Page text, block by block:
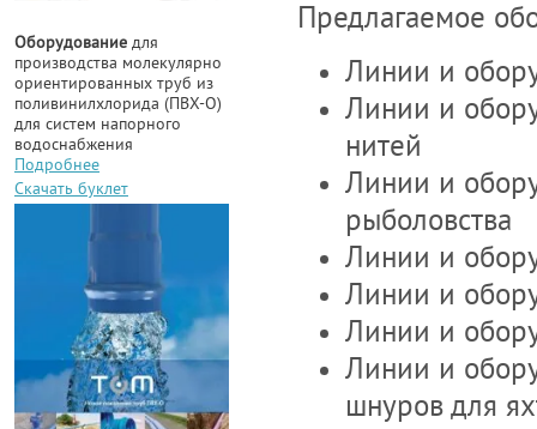
Предлагаемое
Линии и
Линии и
нитей
Линии и
рыболовства
Линии и
Линии и
Линии и
Линии и
шнуров для
Оборудование для
производства молекулярно
ориентированных труб из
поливинилхлорида (ПВХ-О)
для систем напорного
водоснабжения
Подробнее
Скачать буклет